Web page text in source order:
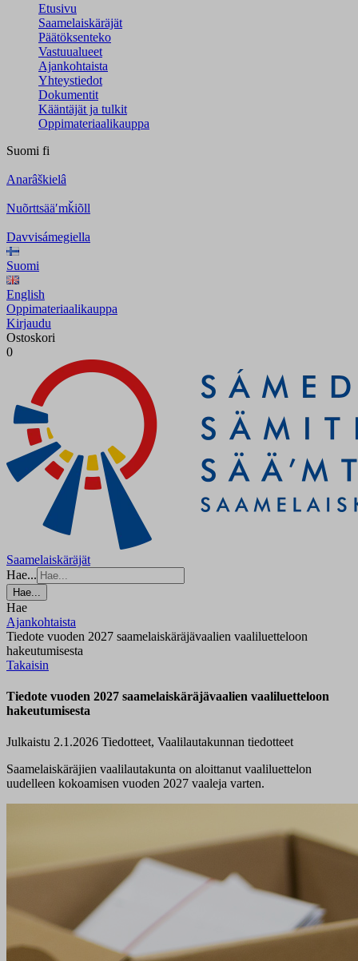
Etusivu
Saamelaiskäräjät
Päätöksenteko
Vastuualueet
Ajankohtaista
Yhteystiedot
Dokumentit
Kääntäjät ja tulkit
Oppimateriaalikauppa
Suomi fi
Anarâškielâ
Nuõrttsääʹmǩiõll
Davvisámegiella
Suomi
English
Oppimateriaalikauppa
Kirjaudu
Ostoskori
0
Saamelaiskäräjät
Hae...
Hae...
Hae
Ajankohtaista
Tiedote vuoden 2027 saamelaiskäräjävaalien vaaliluetteloon
hakeutumisesta
Takaisin
Tiedote vuoden 2027 saamelaiskäräjävaalien vaaliluetteloon
hakeutumisesta
Julkaistu 2.1.2026 Tiedotteet, Vaalilautakunnan tiedotteet
Saamelaiskäräjien vaalilautakunta on aloittanut vaaliluettelon
uudelleen kokoamisen vuoden 2027 vaaleja varten.